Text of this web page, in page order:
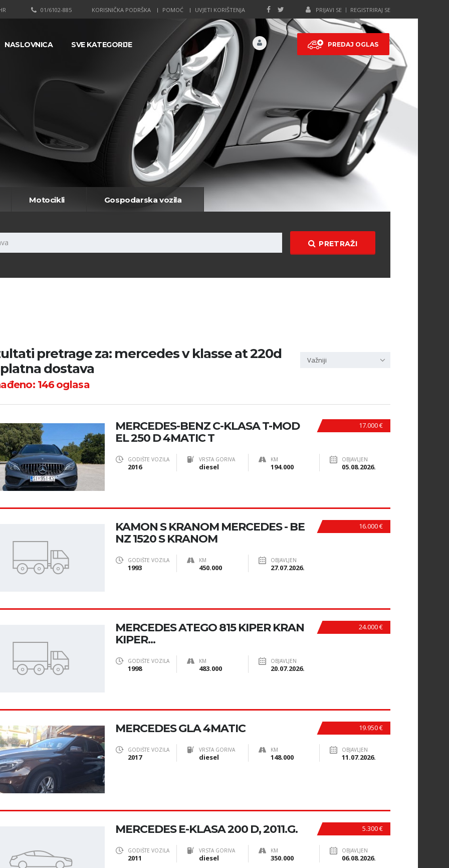
PRIJAVI SE REGISTRIRAJ SE
KORISNIČKA PODRŠKA POMOĆ UVJETI KORIŠTENJA
01/6102-885
PREDAJ OGLAS
NASLOVNICA SVE KATEGORIJE
Motocikli Gospodarska vozila
PRETRAŽI
pretrage za: mercedes v klasse at 220d
dostava
146oglasa
Važniji
17.000 €
MERCEDES-BENZ C-KLASA T-MOD
EL 250 D 4MATIC T
GODIŠTE VOZILA
2016
VRSTA GORIVA
diesel
KM
194.000
OBJAVLJEN
05.08.2026.
16.000 €
KAMON S KRANOM MERCEDES - BE
NZ 1520 S KRANOM
GODIŠTE VOZILA
1993
KM
450.000
OBJAVLJEN
27.07.2026.
24.000 €
MERCEDES ATEGO 815 KIPER KRAN
KIPER...
GODIŠTE VOZILA
1998
KM
483.000
OBJAVLJEN
20.07.2026.
19.950 €
MERCEDES GLA 4MATIC
GODIŠTE VOZILA
2017
VRSTA GORIVA
diesel
KM
148.000
OBJAVLJEN
11.07.2026.
5.300 €
MERCEDES E-KLASA 200 D, 2011.G.
GODIŠTE VOZILA
2011
VRSTA GORIVA
diesel
KM
350.000
OBJAVLJEN
06.08.2026.